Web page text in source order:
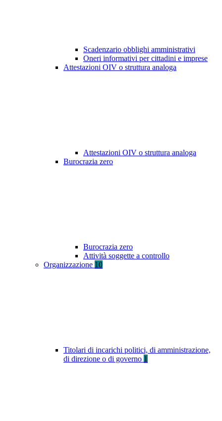
Scadenzario obblighi amministrativi
Oneri informativi per cittadini e imprese
Attestazioni OIV o struttura analoga
Attestazioni OIV o struttura analoga
Burocrazia zero
Burocrazia zero
Attività soggette a controllo
Organizzazione 10
Titolari di incarichi politici, di amministrazione,
di direzione o di governo 1